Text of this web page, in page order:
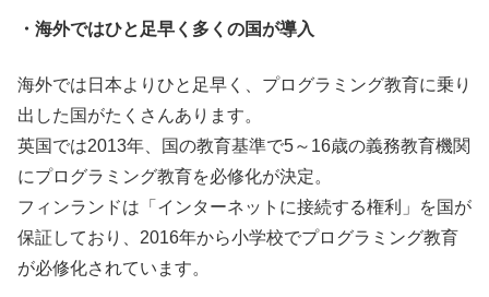
・海外ではひと足早く多くの国が導入
海外では日本よりひと足早く、プログラミング教育に乗り
出した国がたくさんあります。
英国では2013年、国の教育基準で5～16歳の義務教育機関
にプログラミング教育を必修化が決定。
フィンランドは「インターネットに接続する権利」を国が
保証しており、2016年から小学校でプログラミング教育
が必修化されています。